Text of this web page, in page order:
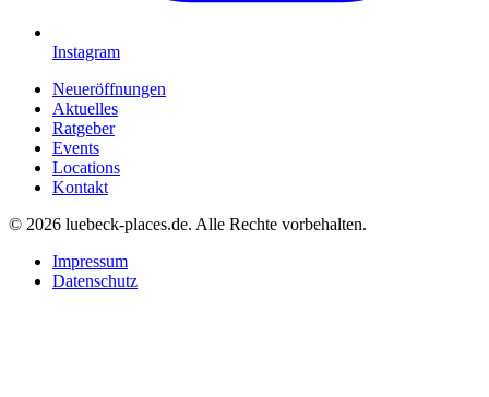
Instagram
Neueröffnungen
Aktuelles
Ratgeber
Events
Locations
Kontakt
© 2026 luebeck-places.de. Alle Rechte vorbehalten.
Impressum
Datenschutz